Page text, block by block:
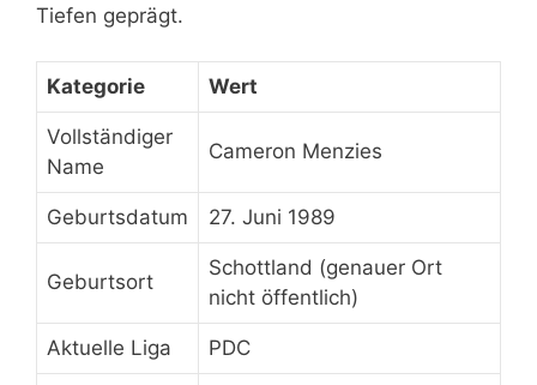
Tiefen geprägt.
Kategorie Wert
Vollständiger
Name
Cameron Menzies
Geburtsdatum 27. Juni 1989
Geburtsort
Schottland (genauer Ort
nicht öffentlich)
Aktuelle Liga PDC